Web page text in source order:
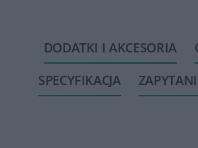
DODATKI I AKCESORIA
SPECYFIKACJA